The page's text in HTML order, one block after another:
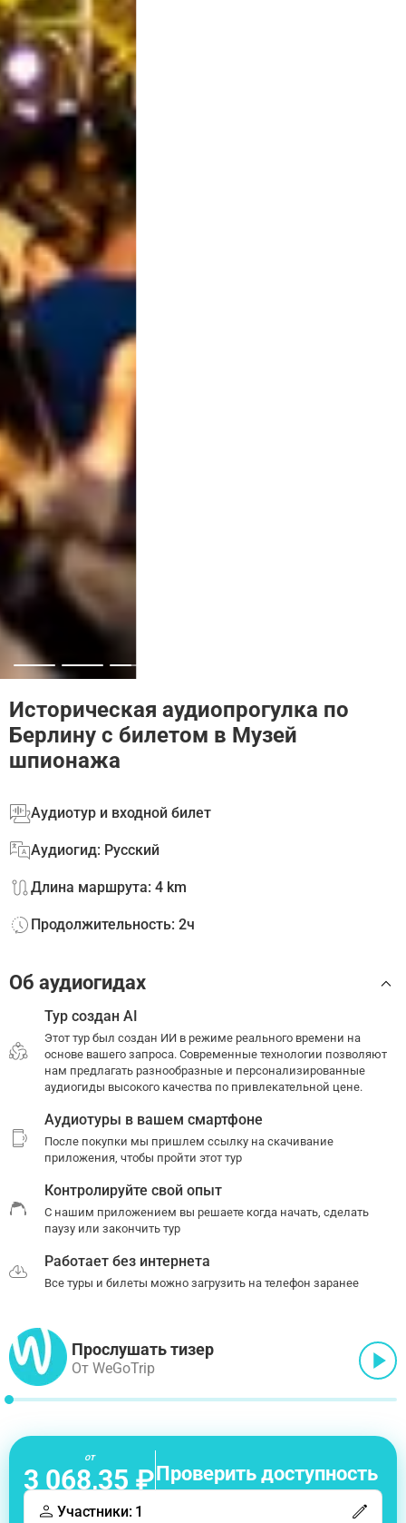
Историческая аудиопрогулка по
Берлину с билетом в Музей
шпионажа
Аудиотур и входной билет
Аудиогид: Русский
Длина маршрута: 4 km
Продолжительность: 2ч
Об аудиогидах
Тур создан AI
Этот тур был создан ИИ в режиме реального времени на
основе вашего запроса. Современные технологии позволяют
нам предлагать разнообразные и персонализированные
аудиогиды высокого качества по привлекательной цене.
Аудиотуры в вашем смартфоне
После покупки мы пришлем ссылку на скачивание
приложения, чтобы пройти этот тур
Контролируйте свой опыт
С нашим приложением вы решаете когда начать, сделать
паузу или закончить тур
Работает без интернета
Все туры и билеты можно загрузить на телефон заранее
Прослушать тизер
От WeGoTrip
от
3 068,35 ₽Проверить доступность
Участники: 1